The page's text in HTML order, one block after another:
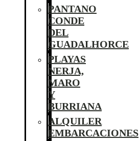
PANTANO
CONDE
DEL
GUADALHORCE
PLAYAS
NERJA,
MARO
Y
BURRIANA
ALQUILER
EMBARCACIONES